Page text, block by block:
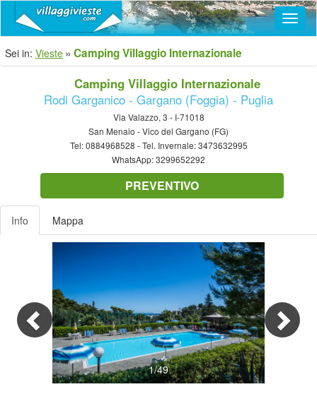
Sei in: Vieste Camping Villaggio Internazionale
Camping Villaggio Internazionale
Rodi Garganico - Gargano (Foggia) - Puglia
Via Valazzo, 3 - I-71018
San Menaio - Vico del Gargano (FG)
Tel:0884968528 - Tel. Invernale:3473632995
WhatsApp:3299652292
PREVENTIVO
Info Mappa
1/49
Previous